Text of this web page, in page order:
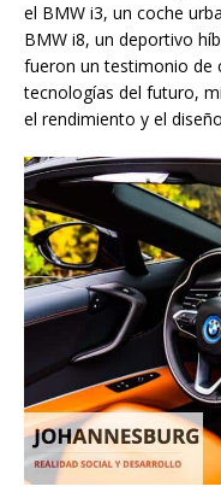
el BMW i3, un coche
BMW i8, un deportivo
fueron un testimonio de
tecnologías del futuro,
el rendimiento y el